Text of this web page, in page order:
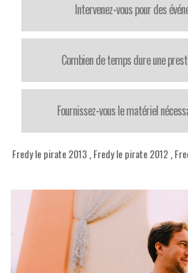
Intervenez-vous pour des
Combien de temps dure une
Fournissez-vous le matériel
Fredy le pirate 2013, Fredy le pirate 2012,